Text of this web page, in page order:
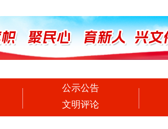
公示公告
文明评论